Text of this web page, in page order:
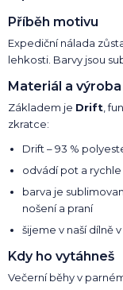
Příběh motivu
Expediční nálada
lehkosti. Barvy jsou
Materiál a výroba
Základem je Drift ,
zkratce:
Drift – 93 %
odvádí pot a rychle
barva je
nošení a praní
šijeme v naší dílně
Kdy ho vytáhneš
Večerní běhy v